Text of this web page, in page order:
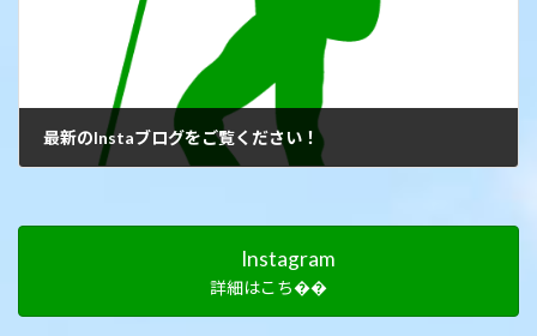
最新のInstaブログをご覧ください！
Instagram
詳細はこち��